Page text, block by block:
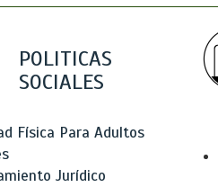
POLITICAS
SOCIALES
Física Para Adultos
Jurídico